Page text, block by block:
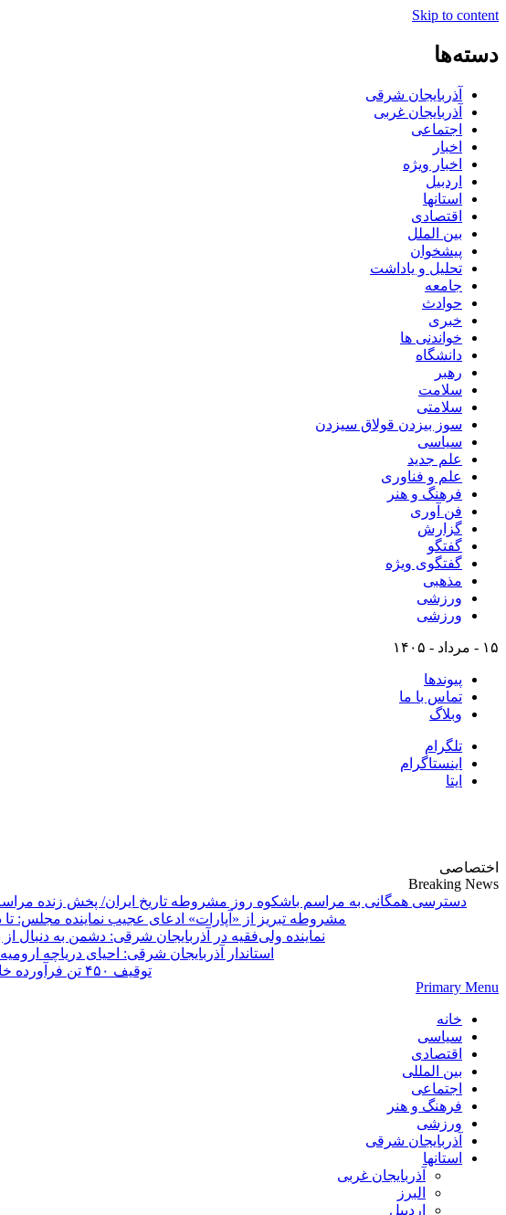
Skip to content
دسته‌ها
آذربایجان شرقی
آذربایجان غربی
اجتماعی
اخبار
اخبار ویژه
اردبیل
استانها
اقتصادی
بین الملل
پیشخوان
تحلیل و یاداشت
جامعه
حوادث
خبری
خواندنی ها
دانشگاه
رهبر
سلامت
سلامتی
سوز بیزدن قولاق سیزدن
سیاسی
علم جدید
علم و فناوری
فرهنگ و هنر
فن آوری
گزارش
گفتگو
گفتگوی ویژه
مذهبی
ورزشی
ورزشی
۱۵ - مرداد - ۱۴۰۵
پیوندها
تماس با ما
وبلاگ
تلگرام
اینستاگرام
ایتا
اختصاصی
Breaking News
دسترسی همگانی به مراسم باشکوه روز مشروطه تاریخ ایران/ پخش زنده
مشروطه تبریز از «آپارات»
Primary Menu
خانه
سیاسی
اقتصادی
بین المللی
اجتماعی
فرهنگ و هنر
ورزشی
آذربایجان شرقی
استانها
آذربایجان غربی
البرز
اردبیل